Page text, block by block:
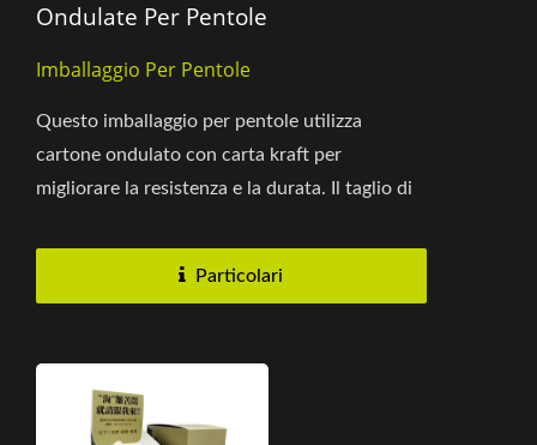
Ondulate Per Pentole
Imballaggio Per Pentole
Questo imballaggio per pentole utilizza
cartone ondulato con carta kraft per
migliorare la resistenza e la durata. Il taglio di
Particolari